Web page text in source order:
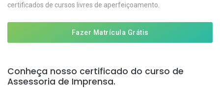
certificados de cursos livres de aperfeiçoamento.
Fazer Matrícula Grátis
Conheça nosso certificado do curso de
Assessoria de Imprensa.